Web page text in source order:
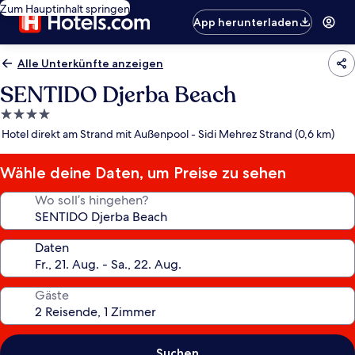
Zum Hauptinhalt springen
App herunterladen
Alle Unterkünfte anzeigen
SENTIDO Djerba Beach
4.0-
Sterne-
Hotel direkt am Strand mit Außenpool - Sidi Mehrez Strand (0,6 km)
Wähle deine Daten, um Preise zu sehen
Wo soll’s hingehen?
Daten
Gäste